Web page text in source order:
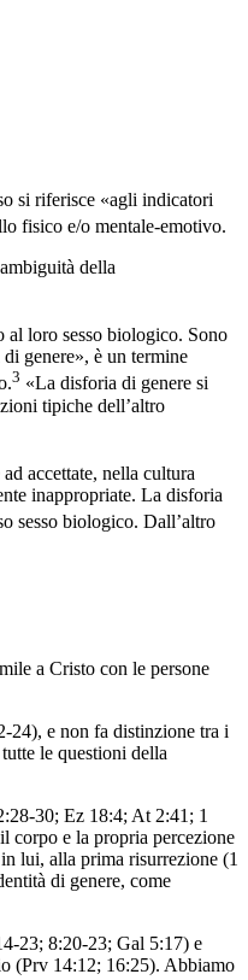
si riferisce «agli indicatori
fisico e/o mentale-emotivo.
della
al loro sesso biologico. Sono
genere», è un termine
3 «La disforia di genere si
tipiche dell’altro
accettate, nella cultura
inappropriate. La disforia
sesso biologico. Dall’altro
a Cristo con le persone
24), e non fa distinzione tra i
le questioni della
30; Ez 18:4; At 2:41; 1
corpo e la propria percezione
lui, alla prima risurrezione (1
di genere, come
23; 8:20-23; Gal 5:17) e
(Prv 14:12; 16:25). Abbiamo